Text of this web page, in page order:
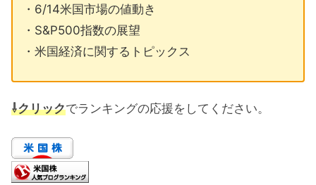
・6/14米国市場の値動き
・S&P500指数の展望
・米国経済に関するトピックス
⇩クリックでランキングの応援をしてください。